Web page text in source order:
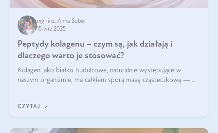
mgr inż. Anna Sobol
15 wrz 2025
Peptydy kolagenu – czym są, jak działają i
dlaczego warto je stosować?
Kolagen jako białko budulcowe, naturalnie występujące w
naszym organizmie, ma całkiem sporą masę cząsteczkową —
bardziej biodostępny
CZYTAJ